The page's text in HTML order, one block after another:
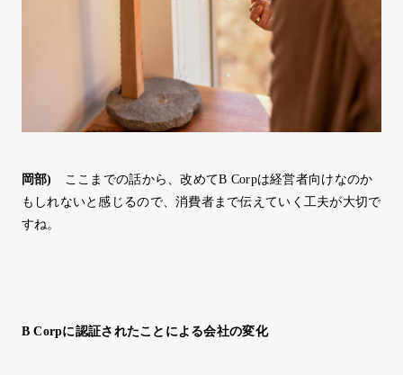
岡部)
ここまでの話から、改めてB Corpは経営者向けなのか
もしれないと感じるので、消費者まで伝えていく工夫が大切で
すね。
B Corpに認証されたことによる会社の変化